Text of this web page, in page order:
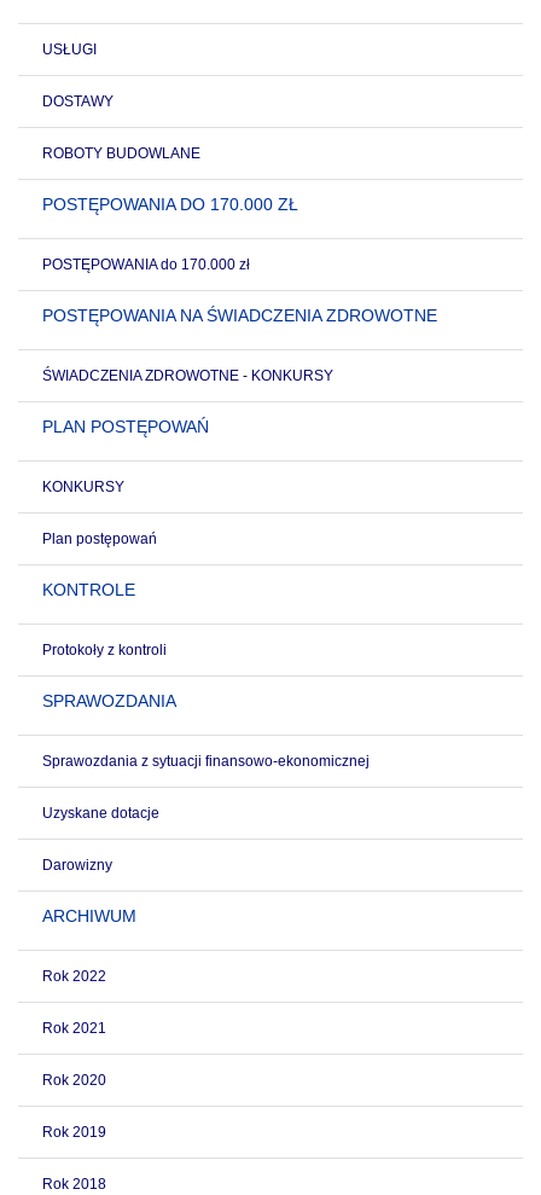
USŁUGI
DOSTAWY
ROBOTY BUDOWLANE
POSTĘPOWANIA DO 170.000 ZŁ
POSTĘPOWANIA do 170.000 zł
POSTĘPOWANIA NA ŚWIADCZENIA ZDROWOTNE
ŚWIADCZENIA ZDROWOTNE - KONKURSY
PLAN POSTĘPOWAŃ
KONKURSY
Plan postępowań
KONTROLE
Protokoły z kontroli
SPRAWOZDANIA
Sprawozdania z sytuacji finansowo-ekonomicznej
Uzyskane dotacje
Darowizny
ARCHIWUM
Rok 2022
Rok 2021
Rok 2020
Rok 2019
Rok 2018